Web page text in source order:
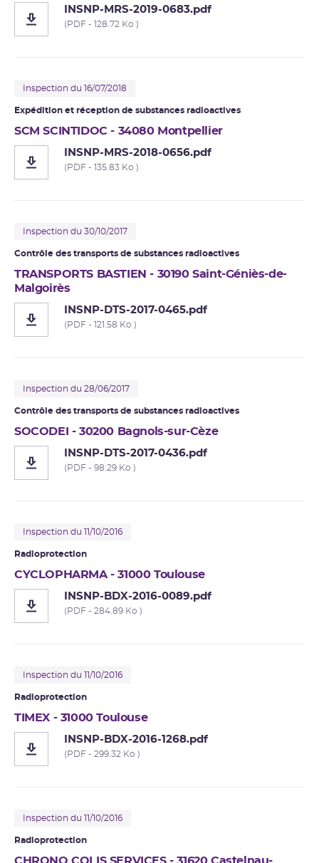
INSNP-MRS-2019-0683.pdf
(PDF - 128.72 Ko )
Inspection du 16/07/2018
Expédition et réception de substances radioactives
SCM SCINTIDOC - 34080 Montpellier
INSNP-MRS-2018-0656.pdf
(PDF - 135.83 Ko )
Inspection du 30/10/2017
Contrôle des transports de substances radioactives
TRANSPORTS BASTIEN - 30190 Saint-Géniès-de-
Malgoirès
INSNP-DTS-2017-0465.pdf
(PDF - 121.58 Ko )
Inspection du 28/06/2017
Contrôle des transports de substances radioactives
SOCODEI - 30200 Bagnols-sur-Cèze
INSNP-DTS-2017-0436.pdf
(PDF - 98.29 Ko )
Inspection du 11/10/2016
Radioprotection
CYCLOPHARMA - 31000 Toulouse
INSNP-BDX-2016-0089.pdf
(PDF - 284.89 Ko )
Inspection du 11/10/2016
Radioprotection
TIMEX - 31000 Toulouse
INSNP-BDX-2016-1268.pdf
(PDF - 299.32 Ko )
Inspection du 11/10/2016
Radioprotection